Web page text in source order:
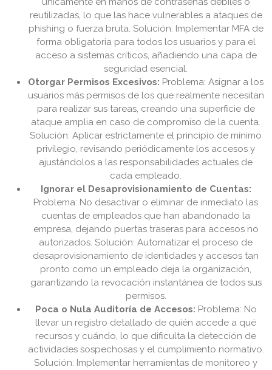
reutilizadas, lo que las hace vulnerables a ataques de
phishing o fuerza bruta. Solución: Implementar MFA de
forma obligatoria para todos los usuarios y para el
acceso a sistemas críticos, añadiendo una capa de
seguridad esencial.
Otorgar Permisos Excesivos: Problema: Asignar a los
usuarios más permisos de los que realmente necesitan
para realizar sus tareas, creando una superficie de
ataque amplia en caso de compromiso de la cuenta.
Solución: Aplicar estrictamente el principio de mínimo
privilegio, revisando periódicamente los accesos y
ajustándolos a las responsabilidades actuales de
cada empleado.
Ignorar el Desaprovisionamiento de Cuentas:
Problema: No desactivar o eliminar de inmediato las
cuentas de empleados que han abandonado la
empresa, dejando puertas traseras para accesos no
autorizados. Solución: Automatizar el proceso de
desaprovisionamiento de identidades y accesos tan
pronto como un empleado deja la organización,
garantizando la revocación instantánea de todos sus
permisos.
Poca o Nula Auditoría de Accesos: Problema: No
llevar un registro detallado de quién accede a qué
recursos y cuándo, lo que dificulta la detección de
actividades sospechosas y el cumplimiento normativo.
Solución: Implementar herramientas de monitoreo y